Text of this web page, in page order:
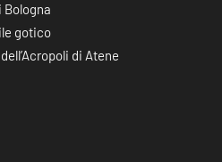
Bologna
gotico
di Atene